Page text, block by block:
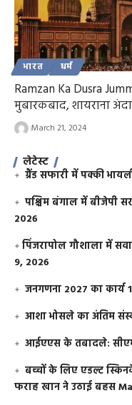
भारत धर्म
Ramzan Ka Dusra
मुबारकबाद, शायराना
March 21, 2024
लेटेस्ट
ग्रैंड सफारी में पक्की
पश्चिम बंगाल में बीजेपी
2026
​पिंजरापोल गौशाला में
9, 2026
जनगणना 2027 का कार्य
आशा भोसले का अंतिम
आईएएस के तबादले:
बच्चों के लिए एडल्ट
फराह खान ने उठाई बहस